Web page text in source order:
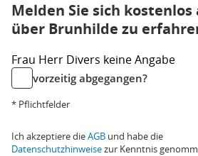
Melden Sie sich
über Brunhilde zu
Frau Herr Divers keine Angabe
vorzeitig abgegangen?
* Pflichtfelder
Ich akzeptiere dieAGB und habe die
Datenschutzhinweisezur Kenntnis